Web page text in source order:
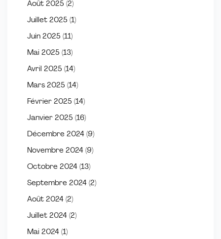
Août 2025 (2)
Juillet 2025 (1)
Juin 2025 (11)
Mai 2025 (13)
Avril 2025 (14)
Mars 2025 (14)
Février 2025 (14)
Janvier 2025 (16)
Décembre 2024 (9)
Novembre 2024 (9)
Octobre 2024 (13)
Septembre 2024 (2)
Août 2024 (2)
Juillet 2024 (2)
Mai 2024 (1)